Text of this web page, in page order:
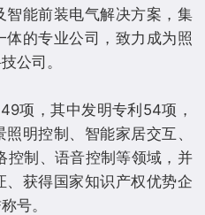
智能前装电气解决方案，集
的专业公司，致力成为照
公司。
项，其中发明专利54项，
明控制、智能家居交互、
控制、语音控制等领域，并
获得国家知识产权优势企
号。